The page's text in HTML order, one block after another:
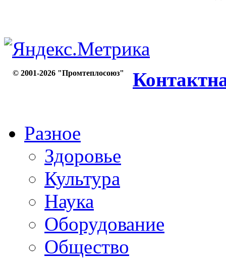
© 2001-2026 "Промтеплосоюз"
Разное
Здоровье
Культура
Наука
Оборудование
Общество